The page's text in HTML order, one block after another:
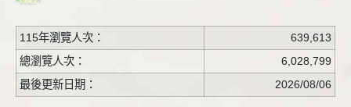
115年瀏覽人次：
639,613
總瀏覽人次：
6,028,799
最後更新日期：
2026/08/06